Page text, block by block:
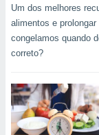
Um dos melhores
alimentos e
congelamos quando
correto?